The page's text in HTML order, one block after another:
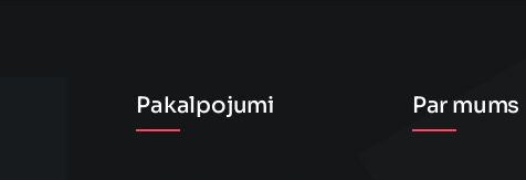
Pakalpojumi Par mums